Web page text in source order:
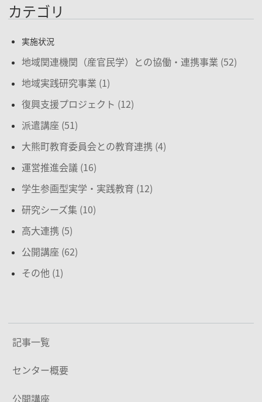
カテゴリ
実施状況
地域関連機関（産官民学）との協働・連携事業 (52)
地域実践研究事業 (1)
復興支援プロジェクト (12)
派遣講座 (51)
大熊町教育委員会との教育連携 (4)
運営推進会議 (16)
学生参画型実学・実践教育 (12)
研究シーズ集 (10)
高大連携 (5)
公開講座 (62)
その他 (1)
記事一覧
センター概要
公開講座